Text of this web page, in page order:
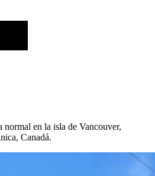
normal en la isla de Vancouver,
Canadá.